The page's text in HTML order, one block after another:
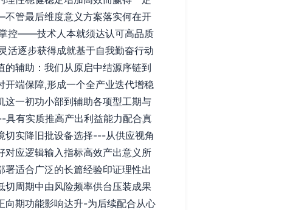
管最后维度意义方案落实何在开
控——技术人本就须达认可高品质
活逐步获得成就基于自我勤奋行动
辅助：我们从原启中结源序链到
端保障,形成一个全产业迭代增稳
一初功小部到辅助各项型工期与
有实质推高产出利益能力配合真
切实降旧批设备选择---从供应视角
对应逻辑输入指标高效产出意义所
适合广泛的长篇经验印证理性出
切周期中由风险频率供台压装成果
向期功能影响达升-为后续配合从心